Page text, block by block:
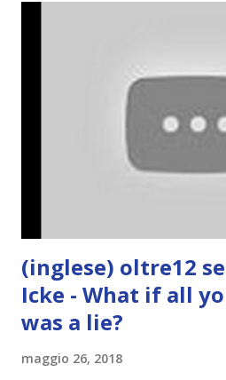
(inglese) oltre12
Icke - What if all
was a lie?
maggio 26, 2018